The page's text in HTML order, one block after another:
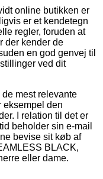
online butikken er
er et kendetegn
regler, foruden at
der kender de
en god genvej til
ved dit
mest relevante
eksempel den
I relation til det er
beholder sin e-mail
bevise sit køb af
BLACK,
eller dame.